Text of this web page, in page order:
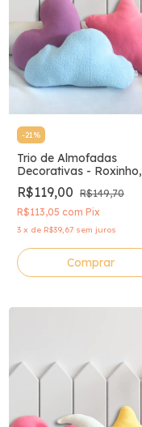
-21%
Trio de Almofadas
Decorativas - Roxinho,
Rosa Chiclete e Azul
R$119,00 R$149,70
R$113,05 com Pix
3 x de R$39,67 sem juros